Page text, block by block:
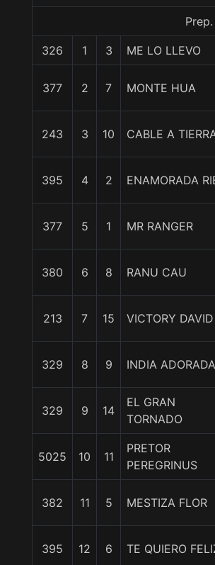
Prep.
326 1 3 ME LO LLEVO
377 2 7 MONTE HUA
243 3 10 CABLE A
395 4 2 ENAMORADA
377 5 1 MR RANGER
380 6 8 RANU CAU
213 7 15 VICTORY DAVID
329 8 9 INDIA ADORADA
329 9 14
EL GRAN
TORNADO
5025 10 11
PRETOR
PEREGRINUS
382 11 5 MESTIZA FLOR
395 12 6 TE QUIERO